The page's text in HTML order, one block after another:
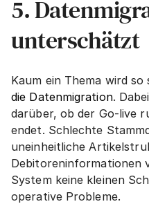
5.
unterschätzt
die Datenmigration.
darüber, ob der Go-live
endet. Schlechte
uneinheitliche
Debitoreninformationen
System keine kleinen
operative Probleme.